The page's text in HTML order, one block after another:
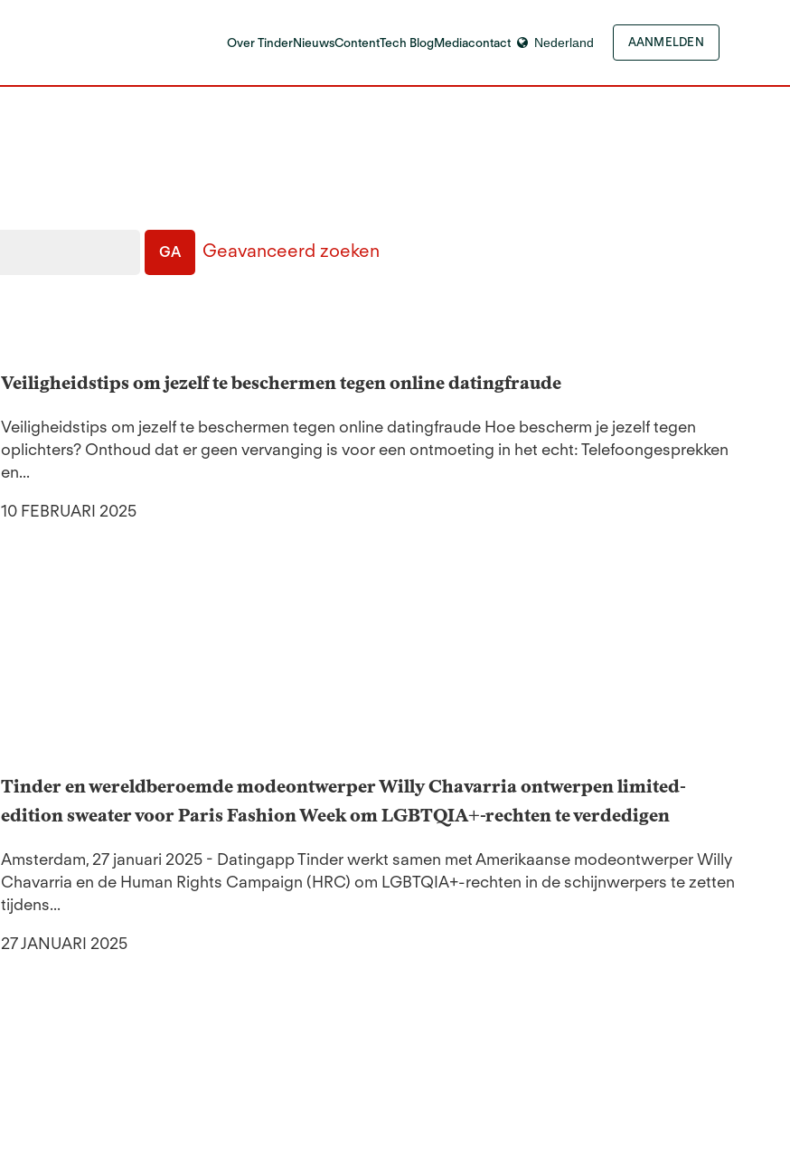
Over TinderNieuwsContentTech BlogMediacontact Nederland AANMELDEN
GA Geavanceerd zoeken
Veiligheidstips om jezelf te beschermen tegen online datingfraude
Veiligheidstips om jezelf te beschermen tegen online datingfraude Hoe bescherm je jezelf tegen
oplichters? Onthoud dat er geen vervanging is voor een ontmoeting in het echt: Telefoongesprekken
en...
10 FEBRUARI 2025
Tinder en wereldberoemde modeontwerper Willy Chavarria ontwerpen limited-
edition sweater voor Paris Fashion Week om LGBTQIA+-rechten te verdedigen
Amsterdam, 27 januari 2025 - Datingapp Tinder werkt samen met Amerikaanse modeontwerper Willy
Chavarria en de Human Rights Campaign (HRC) om LGBTQIA+-rechten in de schijnwerpers te zetten
tijdens...
27 JANUARI 2025